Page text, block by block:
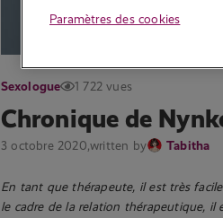
Sexologue 1 722 vues
Chronique de
3 octobre 2020,written by Tabitha
En tant que thérapeute, il est très
le cadre de la relation thérapeutique, il
Paramètres des cookies